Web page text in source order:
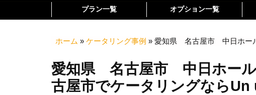
プラン一覧 オプション一覧
ホーム » ケータリング事例 » 愛知県 名古屋市 中日ホー
愛知県 名古屋市 中日ホー
古屋市でケータリングならUn